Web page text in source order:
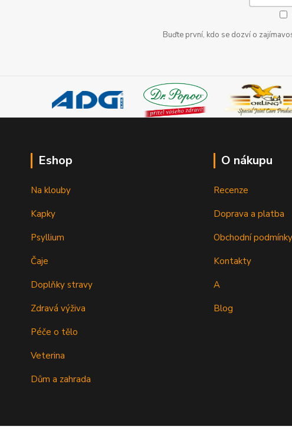
Buďte první, kdo se dozví o
Eshop
Na klouby
Kapky
Psyllium
Čaje
Doplňky stravy
Zdravá výživa
Péče o tělo
Veterina
Dům a zahrada
O nákupu
Recenze
Doprava a platba
Obchodní podmínky
Kontakty
A
Blog